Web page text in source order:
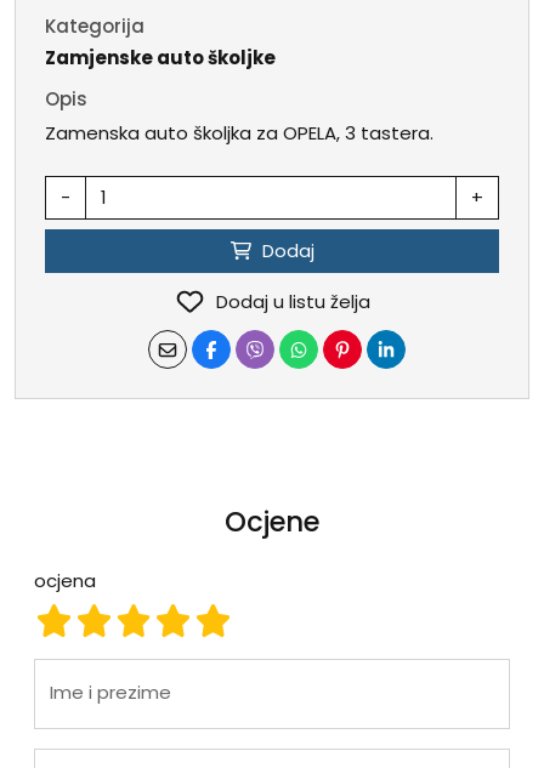
Kategorija
Zamjenske auto školjke
Opis
Zamenska auto školjka za OPELA, 3 tastera.
- +
Dodaj
Dodaj u listu želja
Ocjene
ocjena
ocjena 5
ocjena 4
ocjena 3
ocjena 2
ocjena 1
Ime i prezime